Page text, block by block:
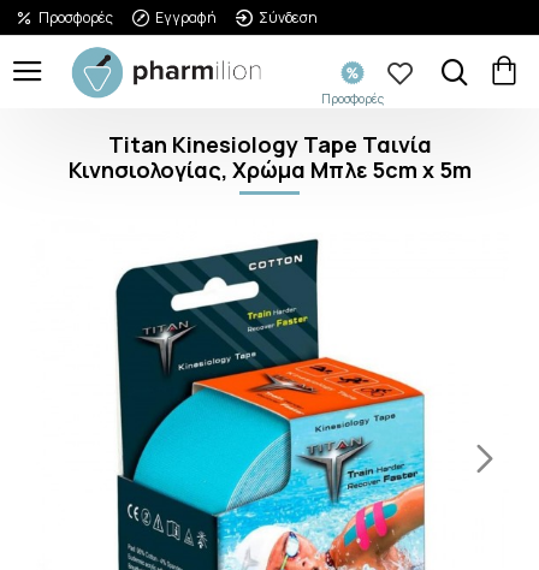
Προσφορές Εγγραφή Σύνδεση
Προσφορές
Titan Kinesiology Tape Ταινία
Κινησιολογίας, Χρώμα Μπλε 5cm x 5m